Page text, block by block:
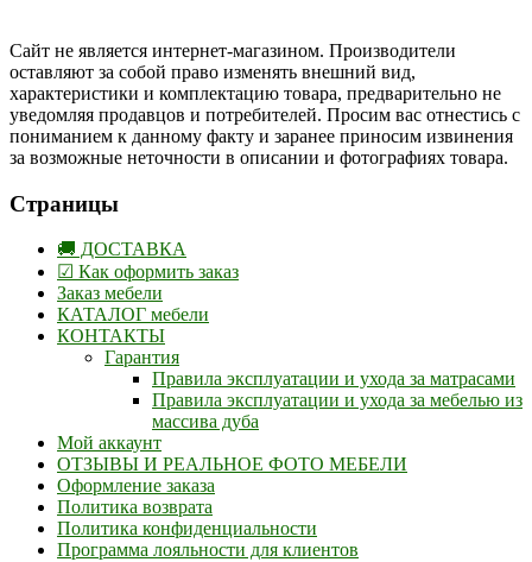
Сайт не является интернет-магазином. Производители
оставляют за собой право изменять внешний вид,
характеристики и комплектацию товара, предварительно не
уведомляя продавцов и потребителей. Просим вас отнестись с
пониманием к данному факту и заранее приносим извинения
за возможные неточности в описании и фотографиях товара.
Страницы
🚚 ДОСТАВКА
☑ Как оформить заказ
Заказ мебели
КАТАЛОГ мебели
КОНТАКТЫ
Гарантия
Правила эксплуатации и ухода за матрасами
Правила эксплуатации и ухода за мебелью из
массива дуба
Мой аккаунт
ОТЗЫВЫ И РЕАЛЬНОЕ ФОТО МЕБЕЛИ
Оформление заказа
Политика возврата
Политика конфиденциальности
Программа лояльности для клиентов